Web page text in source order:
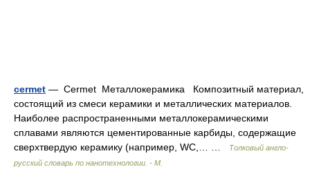
cermet — Cermet Металлокерамика Композитный материал,
состоящий из смеси керамики и металлических материалов.
Наиболее распространенными металлокерамическими
сплавами являются цементированные карбиды, содержащие
сверхтвердую керамику (например, WC,… …
Толковый англо-
русский словарь по нанотехнологии. - М.